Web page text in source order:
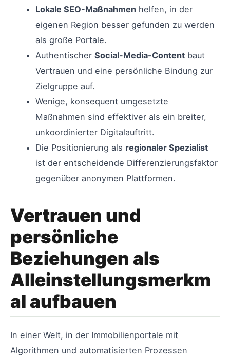
Lokale SEO-Maßnahmenhelfen, in der
eigenen Region besser gefunden zu werden
als große Portale.
Authentischer Social-Media-Contentbaut
Vertrauen und eine persönliche Bindung zur
Zielgruppe auf.
Wenige, konsequent umgesetzte
Maßnahmen sind effektiver als ein breiter,
unkoordinierter Digitalauftritt.
Die Positionierung als regionaler Spezialist
ist der entscheidende Differenzierungsfaktor
gegenüber anonymen Plattformen.
Vertrauen und
persönliche
Beziehungen als
Alleinstellungsmerkm
al aufbauen
In einer Welt, in der Immobilienportale mit
Algorithmen und automatisierten Prozessen